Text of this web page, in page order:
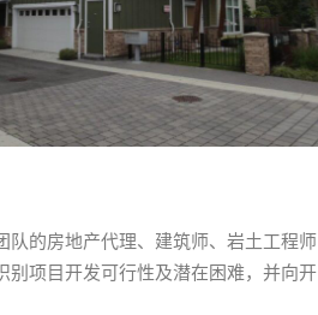
队的房地产代理、建筑师、岩土工程师
别项目开发可行性及潜在困难，并向开